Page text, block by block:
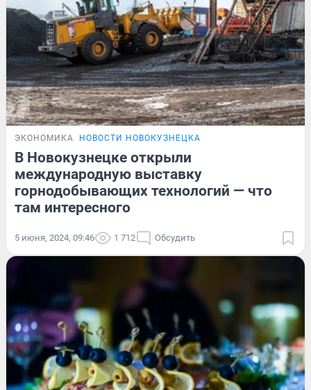
ЭКОНОМИКА НОВОСТИ НОВОКУЗНЕЦКА
В Новокузнецке открыли
международную выставку
горнодобывающих технологий — что
там интересного
5 июня, 2024, 09:46 1 712 Обсудить